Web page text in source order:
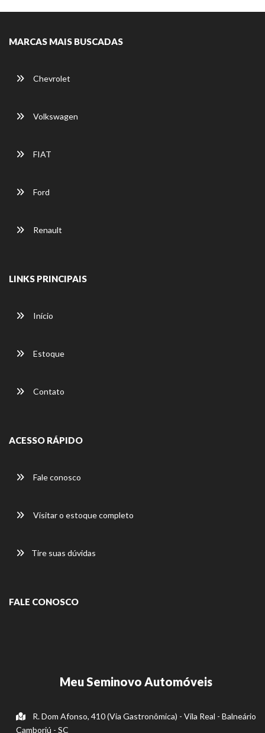
MARCAS MAIS BUSCADAS
Chevrolet
Volkswagen
FIAT
Ford
Renault
LINKS PRINCIPAIS
Início
Estoque
Contato
ACESSO RÁPIDO
Fale conosco
Visitar o estoque completo
Tire suas dúvidas
FALE CONOSCO
Meu Seminovo Automóveis
R. Dom Afonso, 410 (Via Gastronômica) - Vila Real - Balneário
Camboriú - SC